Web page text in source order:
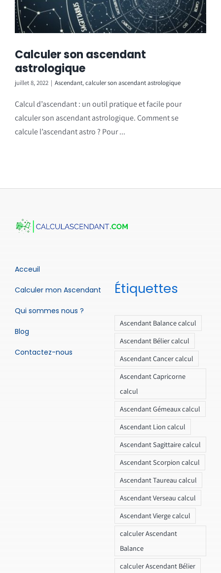
Calculer son ascendant
astrologique
juillet 8, 2022 | Ascendant,calculer son ascendant astrologique
Calcul d’ascendant : un outil pratique et facile pour
calculer son ascendant astrologique. Comment se
calcule l’ascendant astro ? Pour ...
Acceuil
Calculer mon Ascendant
Qui sommes nous ?
Blog
Contactez-nous
Étiquettes
Ascendant Balance calcul
Ascendant Bélier calcul
Ascendant Cancer calcul
Ascendant Capricorne
calcul
Ascendant Gémeaux calcul
Ascendant Lion calcul
Ascendant Sagittaire calcul
Ascendant Scorpion calcul
Ascendant Taureau calcul
Ascendant Verseau calcul
Ascendant Vierge calcul
calculer Ascendant
Balance
calculer Ascendant Bélier